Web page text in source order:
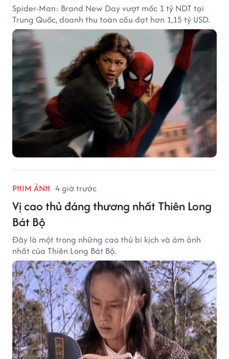
Spider-Man: Brand New Day vượt mốc 1 tỷ NDT tại
Trung Quốc, doanh thu toàn cầu đạt hơn 1,15 tỷ USD.
PHIM ẢNH 4 giờ trước
Vị cao thủ đáng thương nhất Thiên Long
Bát Bộ
Đây là một trong những cao thủ bi kịch và ám ảnh
nhất của Thiên Long Bát Bộ.